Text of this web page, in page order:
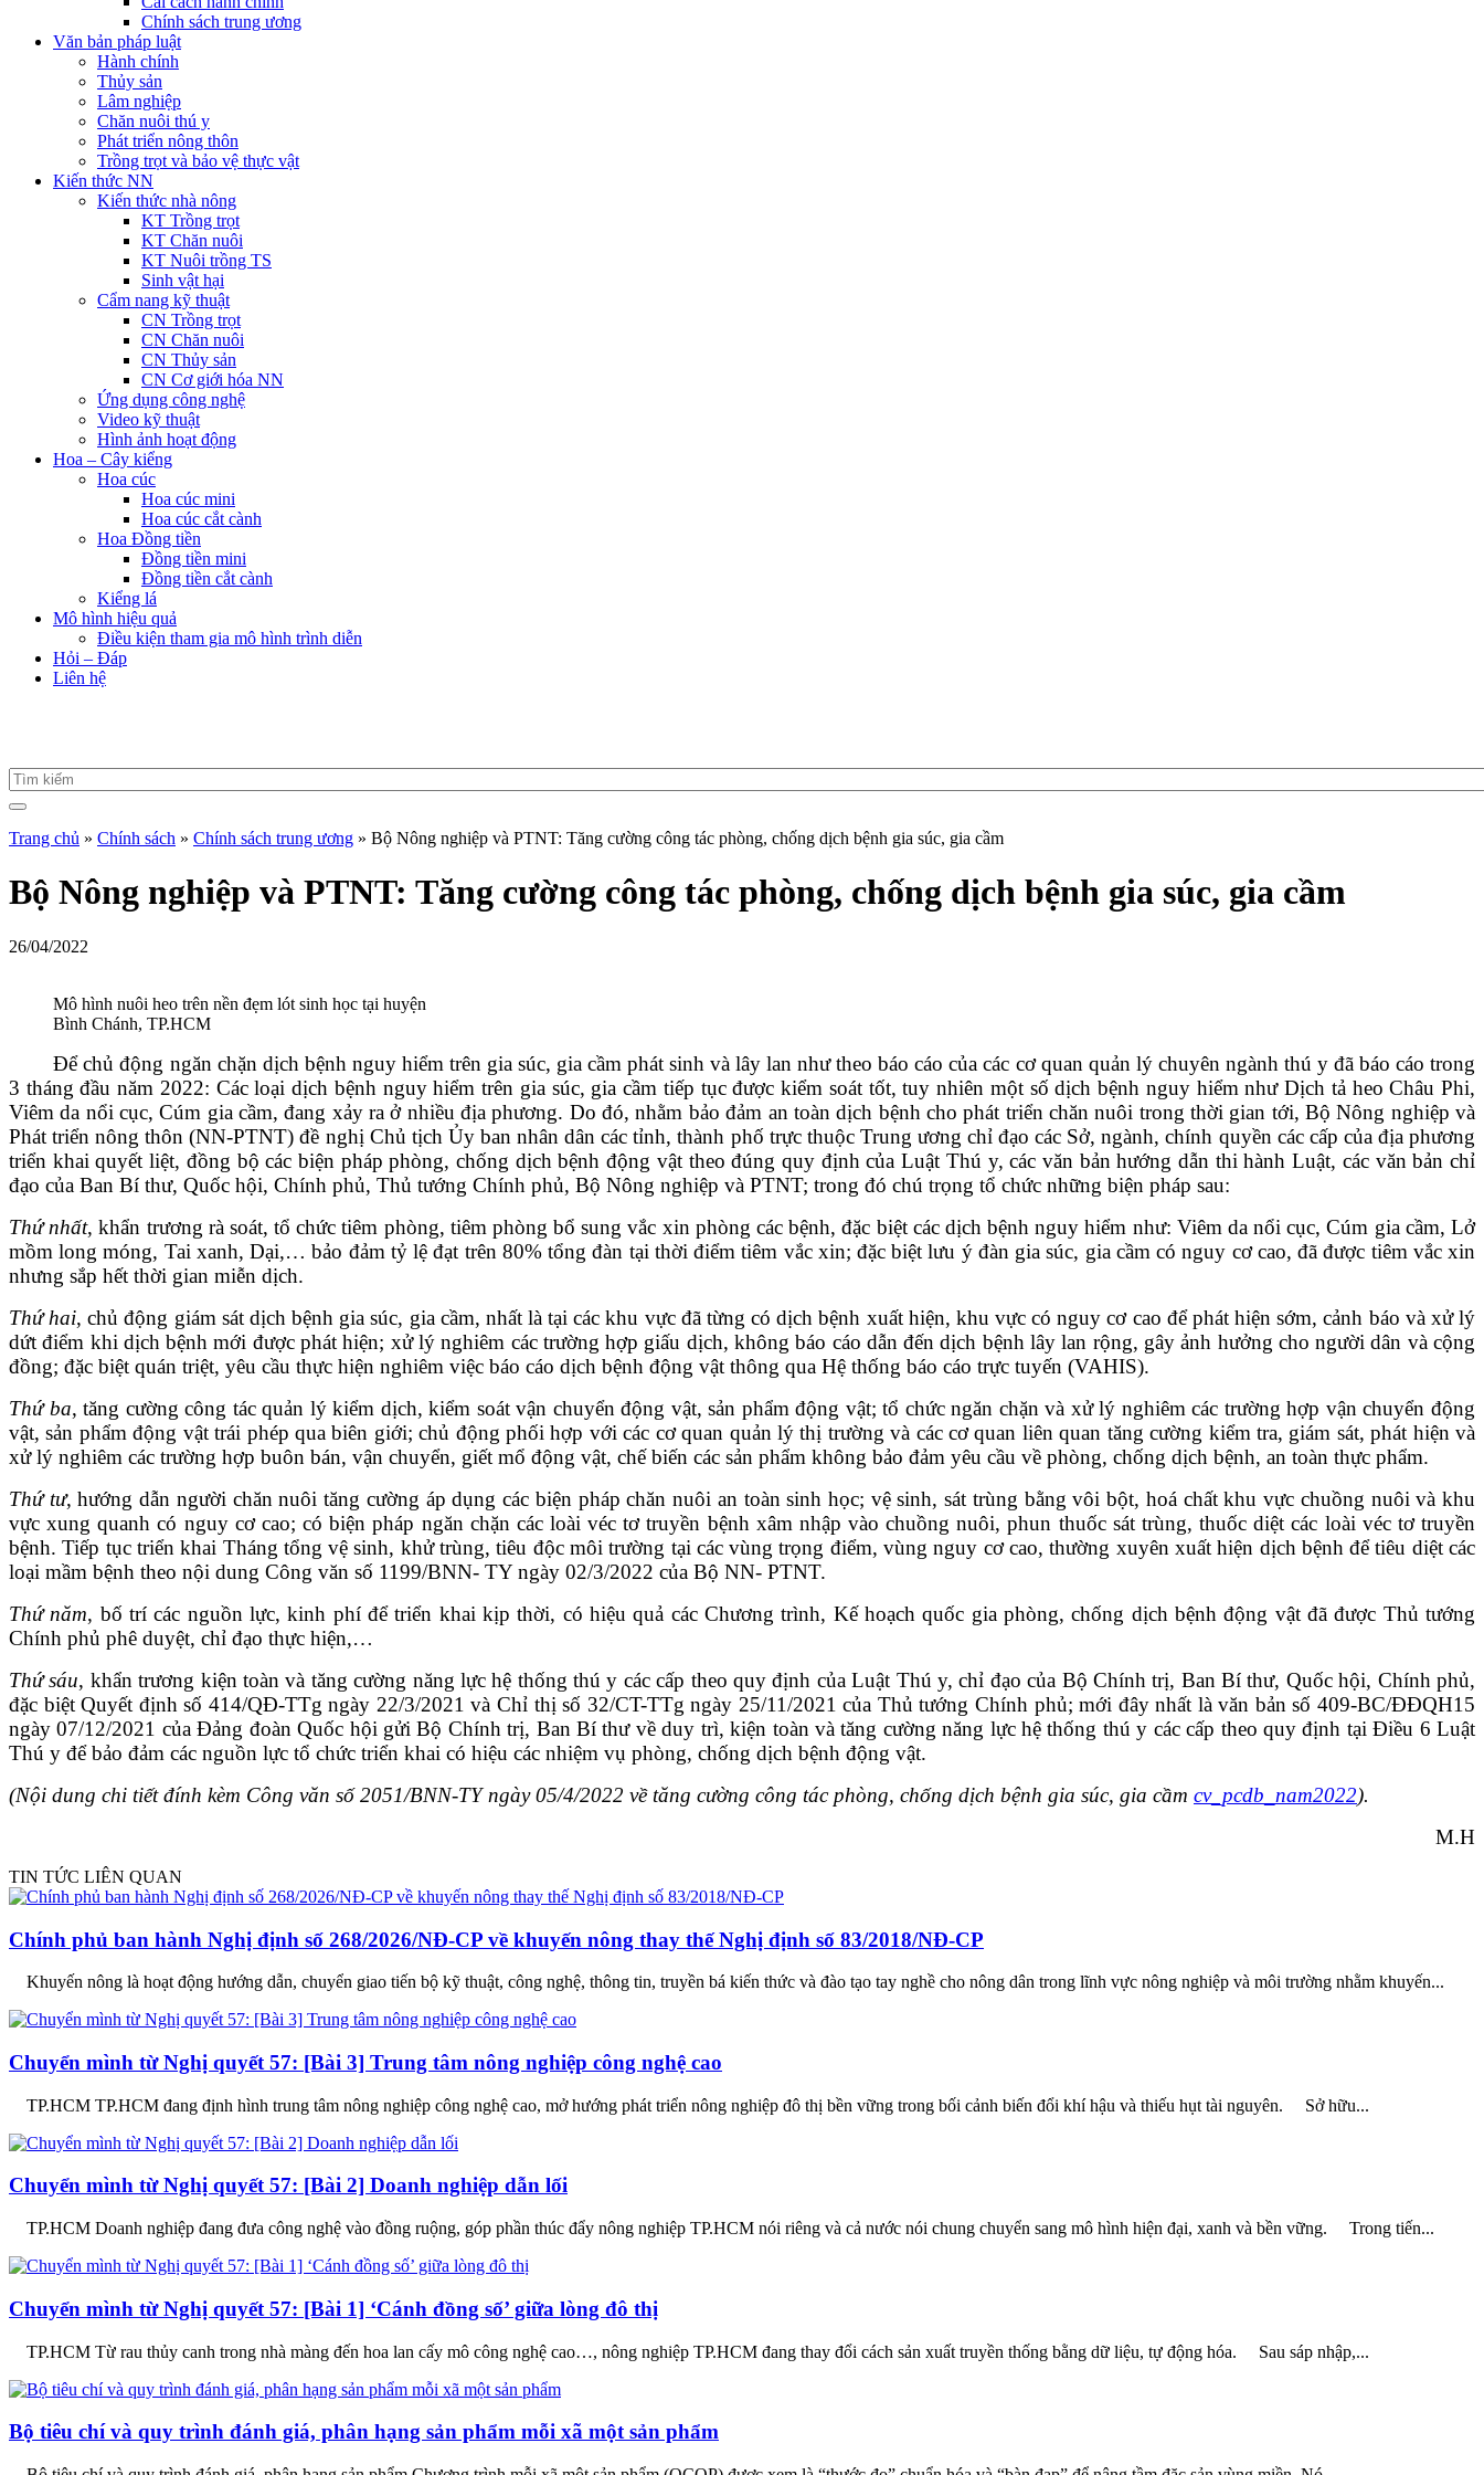
Chính sách trung ương
Văn bản pháp luật
Hành chính
Thủy sản
Lâm nghiệp
Chăn nuôi thú y
Phát triển nông thôn
Trồng trọt và bảo vệ thực vật
Kiến thức NN
Kiến thức nhà nông
KT Trồng trọt
KT Chăn nuôi
KT Nuôi trồng TS
Sinh vật hại
Cẩm nang kỹ thuật
CN Trồng trọt
CN Chăn nuôi
CN Thủy sản
CN Cơ giới hóa NN
Ứng dụng công nghệ
Video kỹ thuật
Hình ảnh hoạt động
Hoa – Cây kiểng
Hoa cúc
Hoa cúc mini
Hoa cúc cắt cành
Hoa Đồng tiền
Đồng tiền mini
Đồng tiền cắt cành
Kiểng lá
Mô hình hiệu quả
Điều kiện tham gia mô hình trình diễn
Hỏi – Đáp
Liên hệ
Trang chủ » Chính sách » Chính sách trung ương » Bộ Nông nghiệp và PTNT: Tăng cường công tác phòng, chống dịch bệnh gia súc, gia cầm
Bộ Nông nghiệp và PTNT: Tăng cường công tác phòng, chống dịch bệnh gia súc, gia cầm
26/04/2022
Mô hình nuôi heo trên nền đẹm lót sinh học tại huyện
Bình Chánh, TP.HCM
Để chủ động ngăn chặn dịch bệnh nguy hiểm trên gia súc, gia cầm phát sinh và lây lan như theo báo cáo của các cơ quan quản lý chuyên ngành thú y đã báo cáo trong
3 tháng đầu năm 2022: Các loại dịch bệnh nguy hiểm trên gia súc, gia cầm tiếp tục được kiểm soát tốt, tuy nhiên một số dịch bệnh nguy hiểm như Dịch tả heo Châu Phi,
Viêm da nổi cục, Cúm gia cầm, đang xảy ra ở nhiều địa phương. Do đó, nhằm bảo đảm an toàn dịch bệnh cho phát triển chăn nuôi trong thời gian tới, Bộ Nông nghiệp và
Phát triển nông thôn (NN-PTNT) đề nghị Chủ tịch Ủy ban nhân dân các tỉnh, thành phố trực thuộc Trung ương chỉ đạo các Sở, ngành, chính quyền các cấp của địa phương
triển khai quyết liệt, đồng bộ các biện pháp phòng, chống dịch bệnh động vật theo đúng quy định của Luật Thú y, các văn bản hướng dẫn thi hành Luật, các văn bản chỉ
đạo của Ban Bí thư, Quốc hội, Chính phủ, Thủ tướng Chính phủ, Bộ Nông nghiệp và PTNT; trong đó chú trọng tổ chức những biện pháp sau:
Thứ nhất, khẩn trương rà soát, tổ chức tiêm phòng, tiêm phòng bổ sung vắc xin phòng các bệnh, đặc biệt các dịch bệnh nguy hiểm như: Viêm da nổi cục, Cúm gia cầm, Lở
mồm long móng, Tai xanh, Dại,… bảo đảm tỷ lệ đạt trên 80% tổngđàn tại thời điểm tiêm vắc xin; đặc biệt lưu ý đàn gia súc, gia cầm có nguy cơ cao,đã được tiêm vắc xin
nhưng sắp hết thời gian miễn dịch.
Thứ hai, chủ động giám sát dịch bệnh gia súc, gia cầm, nhất là tại các khu vực đã từng có dịch bệnh xuất hiện, khu vực có nguy cơ cao để phát hiện sớm, cảnh báo và xử lý
dứt điểm khi dịch bệnh mới được phát hiện; xử lý nghiêm các trường hợp giấu dịch, không báo cáo dẫn đến dịch bệnh lây lan rộng, gây ảnh hưởng chongười dân và cộng
đồng; đặc biệt quán triệt, yêu cầu thực hiện nghiêm việc báo cáo dịch bệnh động vật thông qua Hệ thống báo cáo trực tuyến (VAHIS).
Thứ ba, tăng cường công tác quản lý kiểm dịch, kiểm soát vận chuyển động vật,sản phẩm động vật; tổ chức ngăn chặn và xử lý nghiêm các trường hợp vận chuyểnđộng
vật, sản phẩm động vật trái phép qua biên giới; chủ động phối hợp với các cơ quan quản lý thị trường và các cơ quan liên quan tăng cường kiểm tra, giám sát, phát hiện và
xử lý nghiêm các trường hợp buôn bán, vận chuyển, giết mổ động vật, chế biến các sản phẩm không bảo đảm yêu cầu về phòng, chống dịch bệnh, an toàn thực phẩm.
Thứ tư, hướng dẫn người chăn nuôi tăng cường áp dụng các biện pháp chăn nuôi an toàn sinh học; vệ sinh, sát trùng bằng vôi bột, hoá chất khu vực chuồng nuôivà khu
vực xung quanh có nguy cơ cao; có biện pháp ngăn chặn các loài véc tơtruyền bệnh xâm nhập vào chuồng nuôi, phun thuốc sát trùng, thuốc diệt các loài véc tơ truyền
bệnh. Tiếp tục triển khai Tháng tổng vệ sinh, khử trùng, tiêu độc môi trường tại các vùng trọng điểm, vùng nguy cơ cao, thường xuyên xuất hiện dịch bệnh để tiêu diệt các
loại mầm bệnh theo nội dung Công văn số 1199/BNN- TY ngày 02/3/2022 của Bộ NN- PTNT.
Thứ năm, bố trí các nguồn lực, kinh phí để triển khai kịp thời, có hiệu quả cácChương trình, Kế hoạch quốc gia phòng, chống dịch bệnh động vật đã được Thủtướng
Chính phủ phê duyệt, chỉ đạo thực hiện,…
Thứ sáu, khẩn trương kiện toàn và tăng cường năng lực hệ thống thú y các cấp theo quy định của Luật Thú y, chỉ đạo của Bộ Chính trị, Ban Bí thư, Quốc hội, Chính phủ,
đặc biệt Quyết định số 414/QĐ-TTg ngày 22/3/2021 và Chỉ thị số 32/CT-TTg ngày 25/11/2021 của Thủ tướng Chính phủ; mới đây nhất là văn bảnsố 409-BC/ĐĐQH15
ngày 07/12/2021 của Đảng đoàn Quốc hội gửi Bộ Chính trị, Ban Bí thư về duy trì, kiện toàn và tăng cường năng lực hệ thống thú y các cấp theo quy định tại Điều 6 Luật
Thú y để bảo đảm các nguồn lực tổ chức triển khai có hiệu các nhiệm vụ phòng, chống dịch bệnh động vật.
(Nội dung chi tiết đính kèm Công văn số 2051/BNN-TY ngày 05/4/2022 về tăng cường công tác phòng, chống dịch bệnh gia súc, gia cầm cv_pcdb_nam2022).
M.H
TIN TỨC LIÊN QUAN
Chính phủ ban hành Nghị định số 268/2026/NĐ-CP về khuyến nông thay thế Nghị định số 83/2018/NĐ-CP
Khuyến nông là hoạt động hướng dẫn, chuyển giao tiến bộ kỹ thuật, công nghệ, thông tin, truyền bá kiến thức và đào tạo tay nghề cho nông dân trong lĩnh vực nông nghiệp và môi trường nhằm khuyến...
Chuyển mình từ Nghị quyết 57: [Bài 3] Trung tâm nông nghiệp công nghệ cao
TP.HCM TP.HCM đang định hình trung tâm nông nghiệp công nghệ cao, mở hướng phát triển nông nghiệp đô thị bền vững trong bối cảnh biến đổi khí hậu và thiếu hụt tài nguyên. Sở hữu...
Chuyển mình từ Nghị quyết 57: [Bài 2] Doanh nghiệp dẫn lối
TP.HCM Doanh nghiệp đang đưa công nghệ vào đồng ruộng, góp phần thúc đẩy nông nghiệp TP.HCM nói riêng và cả nước nói chung chuyển sang mô hình hiện đại, xanh và bền vững. Trong tiến...
Chuyển mình từ Nghị quyết 57: [Bài 1] ‘Cánh đồng số’ giữa lòng đô thị
TP.HCM Từ rau thủy canh trong nhà màng đến hoa lan cấy mô công nghệ cao…, nông nghiệp TP.HCM đang thay đổi cách sản xuất truyền thống bằng dữ liệu, tự động hóa. Sau sáp nhập,...
Bộ tiêu chí và quy trình đánh giá, phân hạng sản phẩm mỗi xã một sản phẩm